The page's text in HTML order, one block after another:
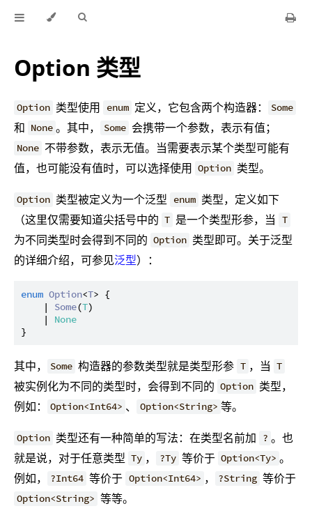
Option 类型
Option 类型使用 enum 定义，它包含两个构造器： Some
和 None 。其中， Some 会携带一个参数，表示有值；
None 不带参数，表示无值。当需要表示某个类型可能有
值，也可能没有值时，可以选择使用 Option 类型。
Option 类型被定义为一个泛型 enum 类型，定义如下
（这里仅需要知道尖括号中的 T 是一个类型形参，当 T
为不同类型时会得到不同的 Option 类型即可。关于泛型
的详细介绍，可参见泛型）：
enum Option<T> {
    |
Some(T)
    |
None
其中， Some 构造器的参数类型就是类型形参 T ，当 T
被实例化为不同的类型时，会得到不同的 Option 类型，
例如：
Option<Int64> 、 Option<String> 等。
Option 类型还有一种简单的写法：在类型名前加 ? 。也
就是说，对于任意类型 Ty ， ?Ty 等价于 Option<Ty> 。
例如，
?Int64 等价于 Option<Int64> ， ?String 等价于
Option<String> 等等。